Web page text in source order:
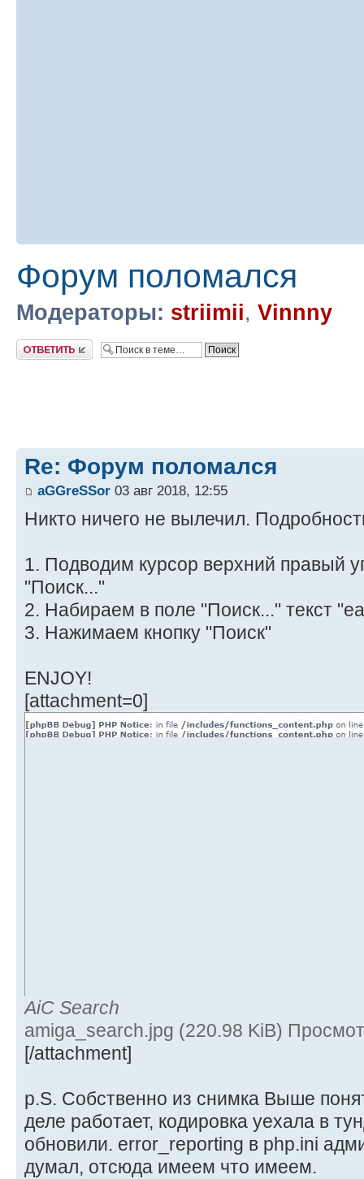
Форум поломался
Модераторы: striimii, Vinnny
Ответить
Re: Форум поломался
aGGreSSor 03 авг 2018, 12:55
Никто ничего не вылечил.
1. Подводим курсор верхний правый
"Поиск..."
2. Набираем в поле "Поиск..." текст
3. Нажимаем кнопку "Поиск"
ENJOY!
[attachment=0]
AiC Search
amiga_search.jpg (220.98 KiB)
[/attachment]
p.S. Собственно из снимка Выше
деле работает, кодировка уехала в
обновили. error_reporting в php.ini
думал, отсюда имеем что имеем.